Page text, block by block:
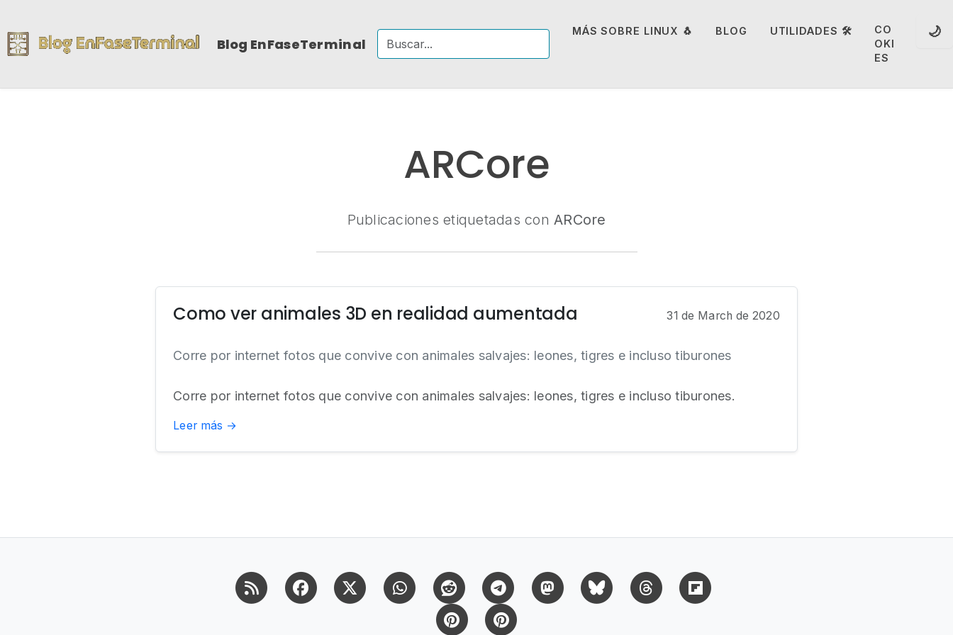
Blog EnFaseTerminal
MÁS SOBRE LINUX 🐧 BLOG UTILIDADES 🛠️
CO
OKI
ES
🌙
ARCore
Publicaciones etiquetadas con ARCore
Como ver animales 3D en realidad aumentada 31 de March de 2020
Corre por internet fotos que convive con animales salvajes: leones, tigres e incluso tiburones
Corre por internet fotos que convive con animales salvajes: leones, tigres e incluso tiburones.
Leer más →
RSS FacebookX (Twitter)WhatsappReddit Telegram MastodonBluesky Threads
Pinterest